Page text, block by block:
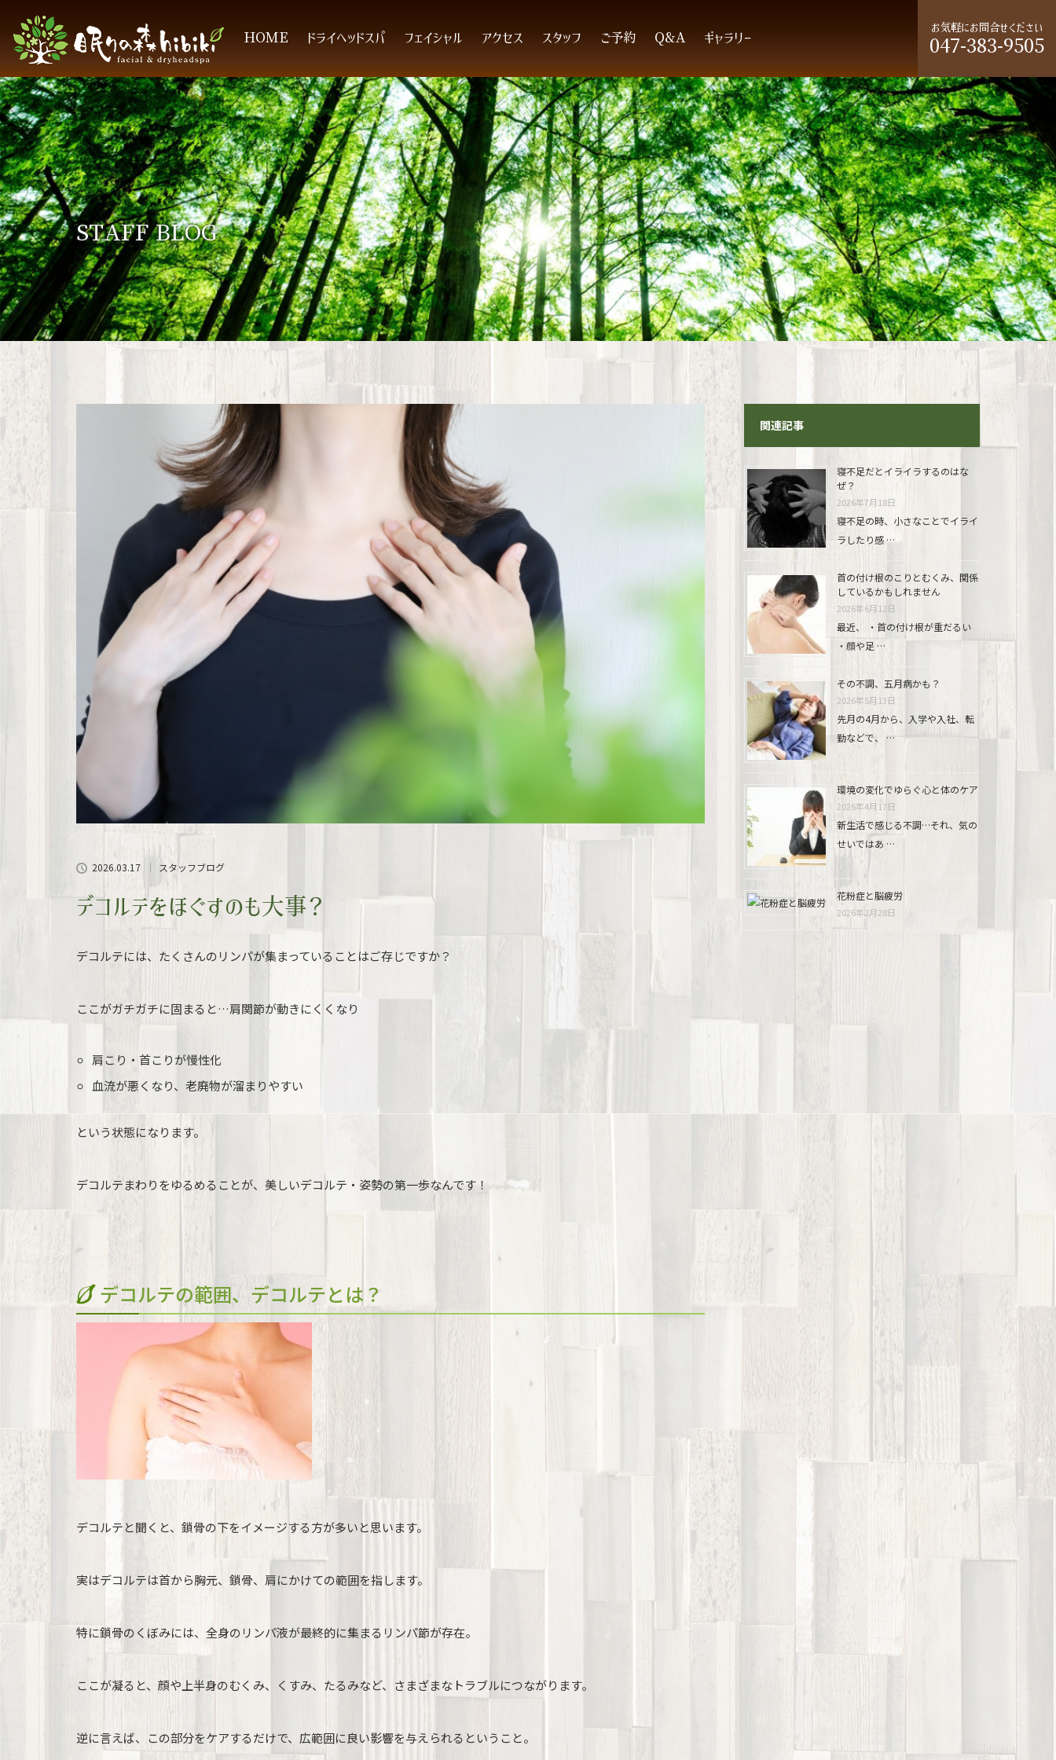
HOME ドライヘッドスパ フェイシャル アクセス スタッフ ご予約 Q&A ギャラリー
お気軽にお問合せください
047-383-9505
STAFF BLOG
2026.03.17 スタッフブログ
デコルテをほぐすのも大事？
デコルテには、たくさんのリンパが集まっていることはご存じですか？
ここがガチガチに固まると…肩関節が動きにくくなり
肩こり・首こりが慢性化
血流が悪くなり、老廃物が溜まりやすい
という状態になります。
デコルテまわりをゆるめる ことが、美しいデコルテ・姿勢の第一歩なんです！
デコルテの範囲、デコルテとは？
デコルテと聞くと、鎖骨の下をイメージする方が多いと思います。
実はデコルテは首から胸元、鎖骨、肩にかけての範囲を指します。
特に鎖骨のくぼみには、全身のリンパ液が最終的に集まるリンパ節が存在。
ここが凝ると、顔や上半身のむくみ、くすみ、たるみなど、さまざまなトラブルにつながります。
逆に言えば、この部分をケアするだけで、広範囲に良い影響を与えられるということ。
関連記事
寝不足だとイライラするのはな
ぜ？
2026年7月18日
寝不足の時、小さなことでイライ
ラしたり感 …
首の付け根のこりとむくみ、関係
しているかもしれません
2026年6月12日
最近、 ・首の付け根が重だるい
・顔や足 …
その不調、五月病かも？
2026年5月13日
先月の4月から、入学や入社、転
勤などで、 …
環境の変化でゆらぐ心と体のケア
2026年4月17日
新生活で感じる不調…それ、気の
せいではあ …
花粉症と脳疲労
2026年2月28日